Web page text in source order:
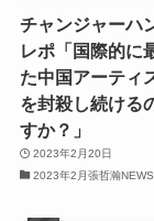
チャンジャーハ
レポ「国際的に
た中国アーティ
を封殺し続ける
すか？」
2023年2月20日
2023年2月張哲瀚NEWS